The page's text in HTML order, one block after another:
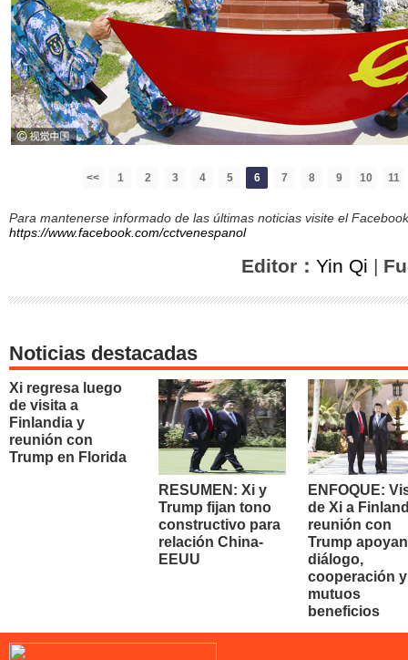
<< 1 2 3 4 5 6 7 8 9 10 11
Para mantenerse informado de las últimas noticias visite el
https://www.facebook.com/cctvenespanol
Editor： Yin Qi |
Noticias destacadas
Xi regresa luego
de visita a
Finlandia y
reunión con
Trump en Florida
RESUMEN: Xi y
Trump fijan tono
constructivo para
relación China-
EEUU
ENFOQUE:
de Xi a
reunión con
Trump apoyan
diálogo,
cooperación y
mutuos
beneficios